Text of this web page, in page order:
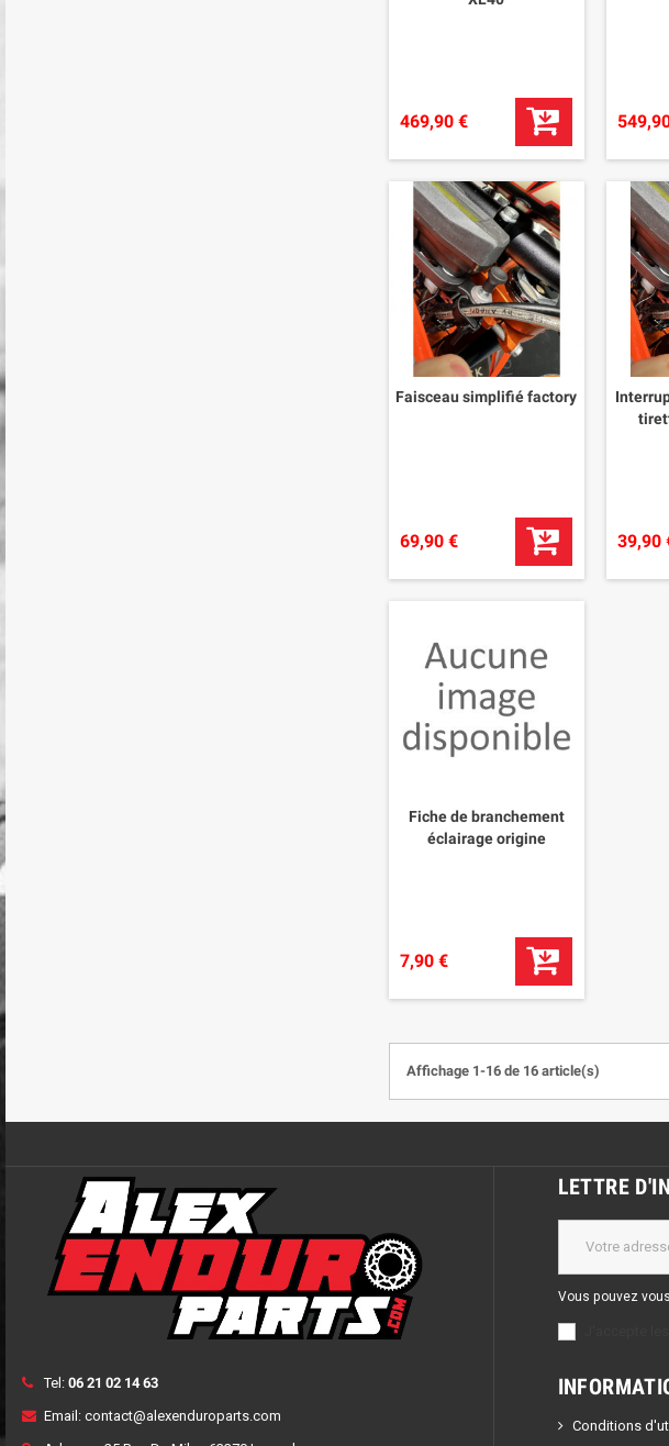
469,90 €
Faisceau simplifié factory
69,90 € 39,90
Fiche de branchement
éclairage origine
7,90 €
Affichage 1-16 de 16 article(s)
Tel: 06 21 02 14 63
Email: contact@alexenduroparts.com
LETTRE
Vous pouvez
Conditions